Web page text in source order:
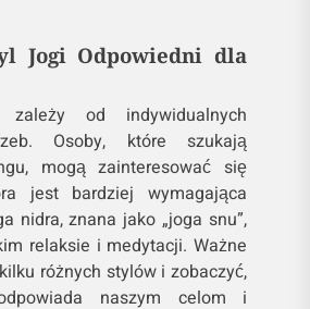
Jogi Odpowiedni dla
od indywidualnych
Osoby, które szukają
mogą zainteresować się
jest bardziej wymagająca
nidra, znana jako „joga snu”,
relaksie i medytacji. Ważne
różnych stylów i zobaczyć,
naszym celom i